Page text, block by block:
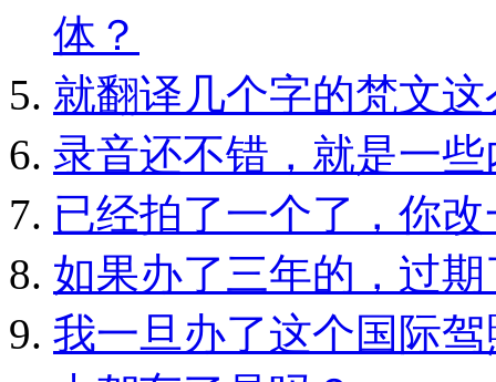
体？
就翻译几个字的梵文
录音还不错，就是一
已经拍了一个了，你
如果办了三年的，过
我一旦办了这个国际